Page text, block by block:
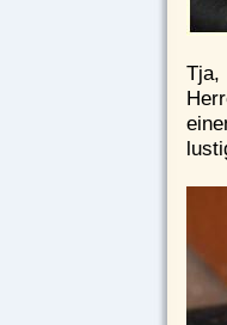
Tja,